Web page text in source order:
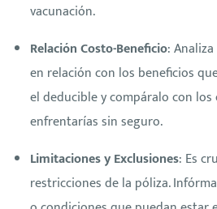
vacunación.
Relación Costo-Beneficio:
en relación con los beneficios
el deducible y compáralo con los
enfrentarías sin seguro.
Limitaciones y Exclusiones: Es
restricciones de la póliza.